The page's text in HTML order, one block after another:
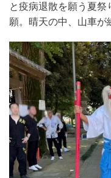
と疫病退散を願う夏
願。晴天の中、山車が